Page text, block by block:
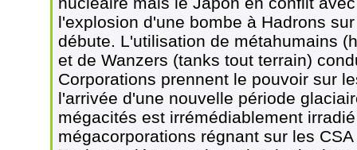
l'explosion d'une bombe à Hadrons
débute. L'utilisation de métahumains
et de Wanzers (tanks tout terrain)
Corporations prennent le pouvoir sur
l'arrivée d'une nouvelle période
mégacités est irrémédiablement
mégacorporations régnant sur les